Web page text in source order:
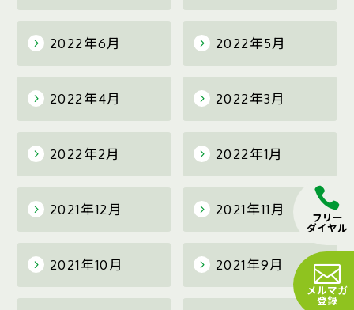
フリー
ダイヤル
メルマガ
登録
2022年6月 2022年5月
2022年4月 2022年3月
2022年2月 2022年1月
2021年12月 2021年11月
2021年10月 2021年9月